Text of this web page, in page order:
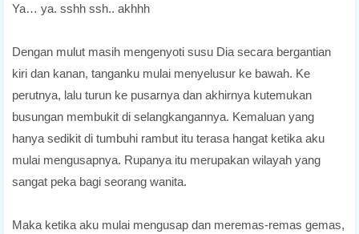
Ya… ya. sshh ssh.. akhhh
Dengan mulut masih mengenyoti susu Dia secara bergantian
kiri dan kanan, tanganku mulai menyelusur ke bawah. Ke
perutnya, lalu turun ke pusarnya dan akhirnya kutemukan
busungan membukit di selangkangannya. Kemaluan yang
hanya sedikit di tumbuhi rambut itu terasa hangat ketika aku
mulai mengusapnya. Rupanya itu merupakan wilayah yang
sangat peka bagi seorang wanita.
Maka ketika aku mulai mengusap dan meremas-remas gemas,